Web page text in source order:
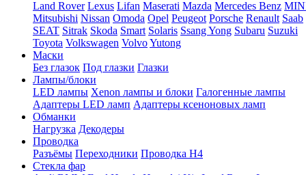
Land Rover Lexus Lifan Maserati Mazda Mercedes Benz
Mitsubishi Nissan Omoda Opel Peugeot Porsche Renault Saab
SEAT Sitrak Skoda Smart Solaris Ssang Yong Subaru Suzuki
Toyota Volkswagen VolvoYutong
Маски
Без глазок Под глазки Глазки
Лампы/блоки
LED лампы Xenon лампы и блоки Галогенные лампы
Адаптеры LED ламп Адаптеры ксеноновых ламп
Обманки
Нагрузка Декодеры
Проводка
Разъёмы Переходники Проводка H4
Стекла фар